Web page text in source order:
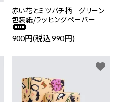
赤い花とミツバチ柄 グリーン
包装紙/ラッピングペーパー
900円(税込990円)
favorite